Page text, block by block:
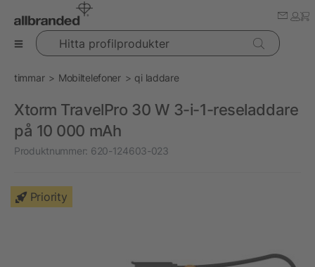
Hitta profilprodukter
timmar Mobiltelefoner qi laddare
Xtorm TravelPro 30 W 3-i-1-reseladdare
på 10 000 mAh
Produktnummer: 620-124603-023
Priority